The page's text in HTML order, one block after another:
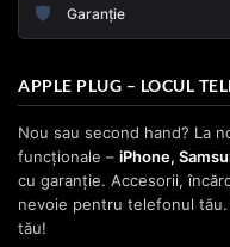
🛡️ Garanție
APPLE PLUG – LOCUL
Nou sau second hand? La
funcționale – iPhone,
cu garanție. Accesorii,
nevoie pentru telefonul
tău!